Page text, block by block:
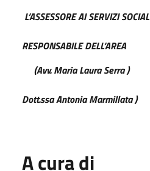
L’ASSESSORE AI
RESPONSABILE
(Avv. Maria Laura Serra )
Dott.ssa Antonia Marmillata )
A cura di